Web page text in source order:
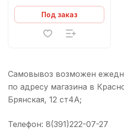
Под заказ
Самовывоз возможен
по адресу магазина в
Брянская, 12 ст4А;
Телефон: 8(391)222-07-27